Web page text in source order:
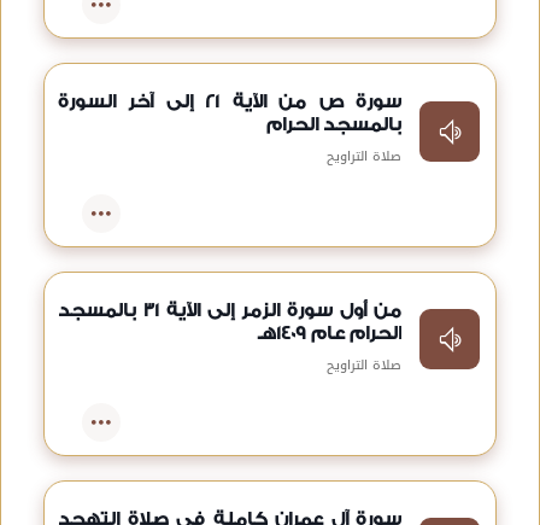
سورة ص من الآية 21 إلى آخر السورة
بالمسجد الحرام
صلاة التراويح
من أول سورة الزمر إلى الآية 31 بالمسجد
الحرام عام 1409هـ
صلاة التراويح
سورة آل عمران كاملة في صلاة التهجد